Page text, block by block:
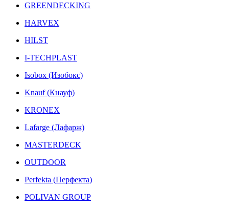
GREENDECKING
HARVEX
HILST
I-TECHPLAST
Isobox (Изобокс)
Knauf (Кнауф)
KRONEX
Lafarge (Лафарж)
MASTERDECK
OUTDOOR
Perfekta (Перфекта)
POLIVAN GROUP